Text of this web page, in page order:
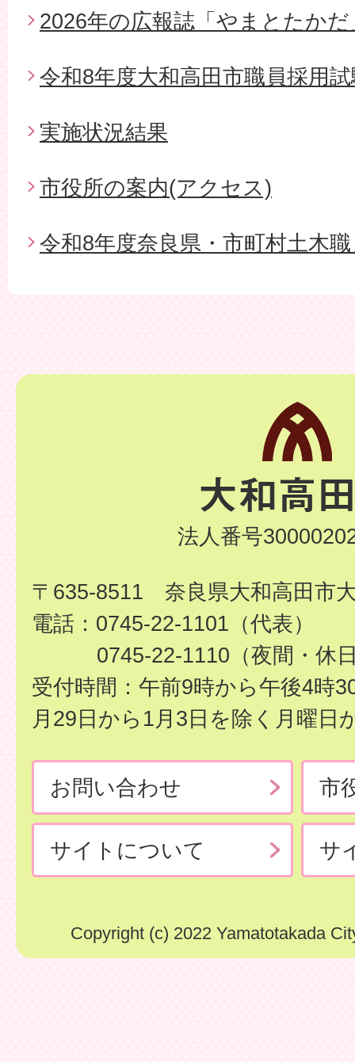
2026年の広報誌「やまとたかだ
令和8年度大和高田市職員採用
実施状況結果
市役所の案内(アクセス)
令和8年度奈良県・市町村土木
法人番号
〒635-8511 奈良県大和高田市
電話：0745-22-1101（代表）
0745-22-1110（夜間・休
受付時間：午前9時から午後4時
月29日から1月3日を除く月曜日
お問い合わせ 市
サイトについて サ
Copyright (c) 2022 Yamatotakada